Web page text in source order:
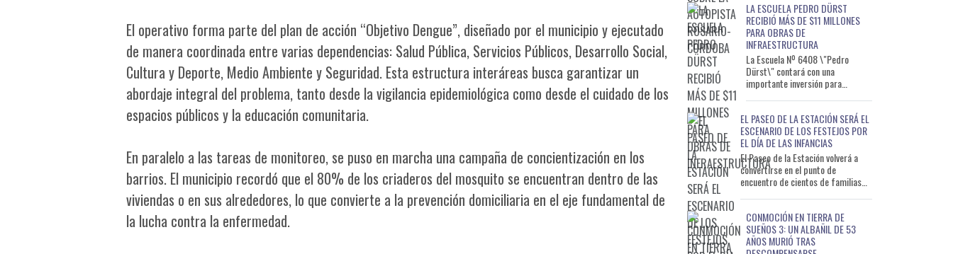
El operativo forma parte del plan de acción “Objetivo Dengue”, diseñado por el municipio y ejecutado
de manera coordinada entre varias dependencias: Salud Pública, Servicios Públicos, Desarrollo Social,
Cultura y Deporte, Medio Ambiente y Seguridad. Esta estructura interáreas busca garantizar un
abordaje integral del problema, tanto desde la vigilancia epidemiológica como desde el cuidado de los
espacios públicos y la educación comunitaria.
En paralelo a las tareas de monitoreo, se puso en marcha una campaña de concientización en los
barrios. El municipio recordó que el 80% de los criaderos del mosquito se encuentran dentro de las
viviendas o en sus alrededores, lo que convierte a la prevención domiciliaria en el eje fundamental de
la lucha contra la enfermedad.
LA ESCUELA PEDRO DÜRST
RECIBIÓ MÁS DE $11 MILLONES
PARA OBRAS DE
INFRAESTRUCTURA
La Escuela Nº 6408 \"Pedro
Dürst\" contará con una
importante inversión para
s
EL PASEO DE LA ESTACIÓN SERÁ EL
ESCENARIO DE LOS FESTEJOS POR
EL DÍA DE LAS INFANCIAS
El Paseo de la Estación volverá a
convertirse en el punto de
encuentro de cientos de familias
CONMOCIÓN EN TIERRA DE
SUEÑOS 3: UN ALBAÑIL DE 53
AÑOS MURIÓ TRAS